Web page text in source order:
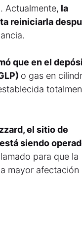
Actualmente, la
reiniciarla
que en el
o gas en
el sitio de
siendo
para que la
mayor afectación